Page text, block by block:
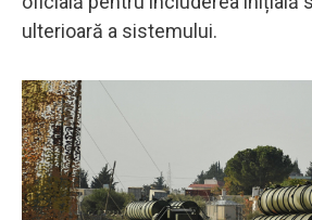
ulterioară a sistemului.